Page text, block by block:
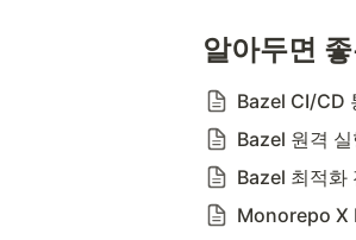
알아두면
Bazel CI/CD
Bazel 원격 실
Bazel 최적화
Monorepo X